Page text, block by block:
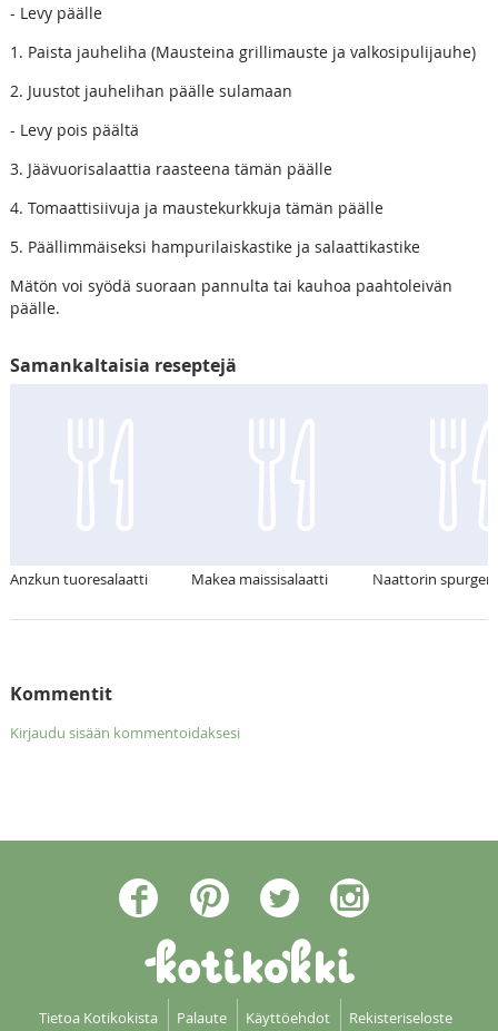
- Levy päälle
1. Paista jauheliha (Mausteina grillimauste ja valkosipulijauhe)
2. Juustot jauhelihan päälle sulamaan
- Levy pois päältä
3. Jäävuorisalaattia raasteena tämän päälle
4. Tomaattisiivuja ja maustekurkkuja tämän päälle
5. Päällimmäiseksi hampurilaiskastike ja salaattikastike
Mätön voi syödä suoraan pannulta tai kauhoa paahtoleivän
päälle.
Samankaltaisia reseptejä
Anzkun tuoresalaatti Makea maissisalaatti Naattorin spurgeri
Kommentit
Kirjaudu sisään kommentoidaksesi
Tietoa Kotikokista Palaute Käyttöehdot Rekisteriseloste